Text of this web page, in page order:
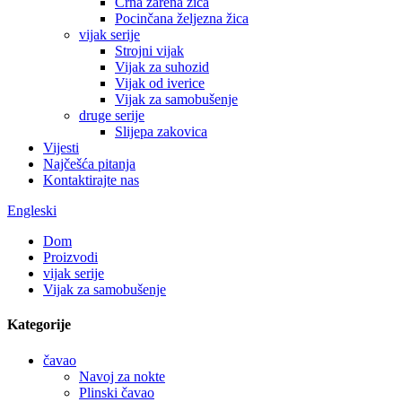
Pocinčana željezna žica
vijak serije
Strojni vijak
Vijak za suhozid
Vijak od iverice
Vijak za samobušenje
druge serije
Slijepa zakovica
Vijesti
Najčešća pitanja
Kontaktirajte nas
Engleski
Dom
Proizvodi
vijak serije
Vijak za samobušenje
Kategorije
čavao
Navoj za nokte
Plinski čavao